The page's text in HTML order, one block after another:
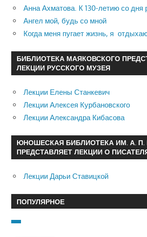
Анна Ахматова. К 130-летию со дня
Ангел мой, будь со мной
Когда меня пугает жизнь, я
БИБЛИОТЕКА МАЯКОВСКОГО
ЛЕКЦИИ РУССКОГО МУЗЕЯ
Лекции Елены Станкевич
Лекции Алексея Курбановского
Лекции Александра Кибасова
ЮНОШЕСКАЯ БИБЛИОТЕКА ИМ. А. П.
ПРЕДСТАВЛЯЕТ ЛЕКЦИИ О
Лекции Дарьи Ставицкой
ПОПУЛЯРНОЕ